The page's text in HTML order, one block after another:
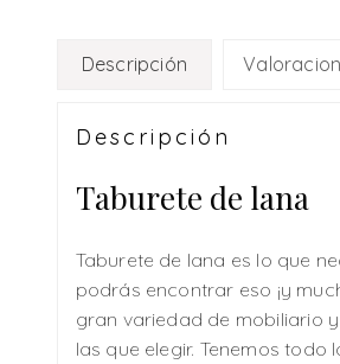
Descripción
Descripción
Taburete de lana
Taburete de lana es lo que
podrás encontrar eso ¡y
gran variedad de mobiliario
las que elegir. Tenemos todo